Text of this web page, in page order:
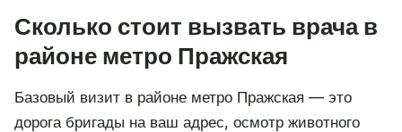
Сколько стоит вызвать врача в
районе метро Пражская
Базовый визит в районе метро Пражская — это
дорога бригады на ваш адрес, осмотр животного